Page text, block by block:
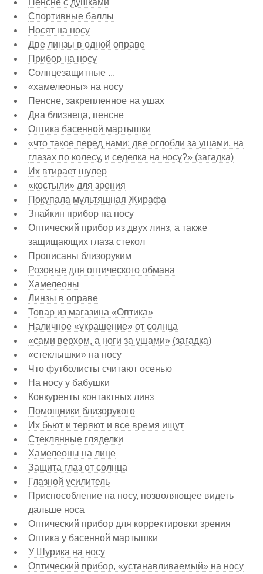
Спортивные баллы
Носят на носу
Две линзы в одной оправе
Прибор на носу
Солнцезащитные ...
«хамелеоны» на носу
Пенсне, закрепленное на ушах
Два близнеца, пенсне
Оптика басенной мартышки
«что такое перед нами: две оглобли за ушами, на
глазах по колесу, и седелка на носу?» (загадка)
Их втирает шулер
«костыли» для зрения
Покупала мультяшная Жирафа
Знайкин прибор на носу
Оптический прибор из двух линз, а также
защищающих глаза стекол
Прописаны близоруким
Розовые для оптического обмана
Хамелеоны
Линзы в оправе
Товар из магазина «Оптика»
Наличное «украшение» от солнца
«сами верхом, а ноги за ушами» (загадка)
«стеклышки» на носу
Что футболисты считают осенью
На носу у бабушки
Конкуренты контактных линз
Помощники близорукого
Их бьют и теряют и все время ищут
Стеклянные гляделки
Хамелеоны на лице
Защита глаз от солнца
Глазной усилитель
Приспособление на носу, позволяющее видеть
дальше носа
Оптический прибор для корректировки зрения
Оптика у басенной мартышки
У Шурика на носу
Оптический прибор, «устанавливаемый» на носу